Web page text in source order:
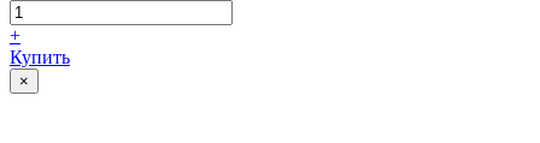
+
Купить
×